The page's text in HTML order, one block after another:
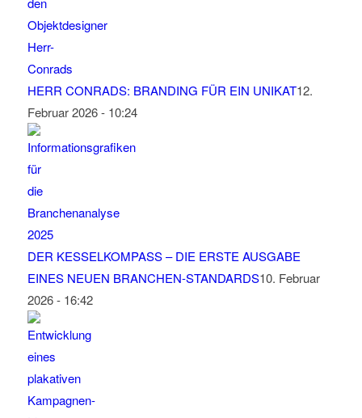
HERR CONRADS: BRANDING FÜR EIN UNIKAT12.
Februar 2026 - 10:24
DER KESSELKOMPASS – DIE ERSTE AUSGABE
EINES NEUEN BRANCHEN-STANDARDS10. Februar
2026 - 16:42